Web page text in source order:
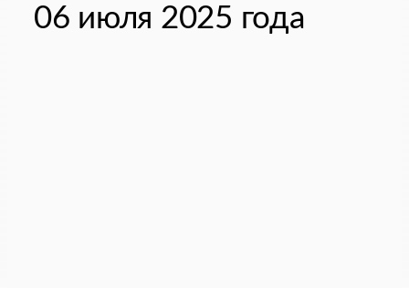
06 июля 2025 года